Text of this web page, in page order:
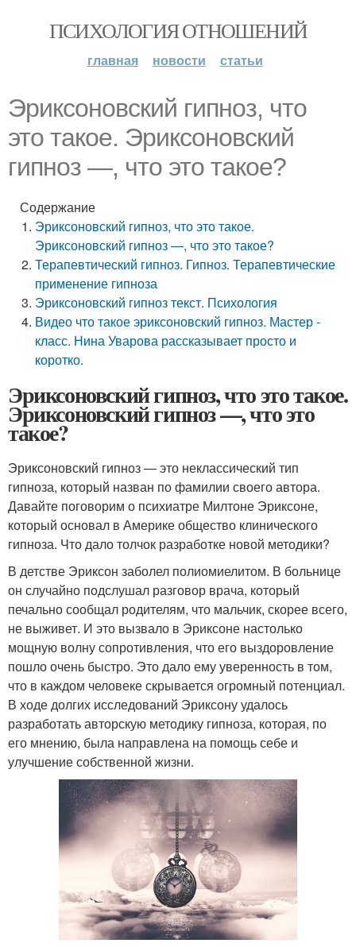
ПСИХОЛОГИЯ ОТНОШЕНИЙ
главная новости статьи
Эриксоновский гипноз, что
это такое. Эриксоновский
гипноз —, что это такое?
Содержание
Эриксоновский гипноз, что это такое.
Эриксоновский гипноз —, что это такое?
Терапевтический гипноз. Гипноз. Терапевтические
применение гипноза
Эриксоновский гипноз текст. Психология
Видео что такое эриксоновский гипноз. Мастер -
класс. Нина Уварова рассказывает просто и
коротко.
Эриксоновский гипноз, что это такое.
Эриксоновский гипноз —, что это
такое?
Эриксоновский гипноз — это неклассический тип
гипноза, который назван по фамилии своего автора.
Давайте поговорим о психиатре Милтоне Эриксоне,
который основал в Америке общество клинического
гипноза. Что дало толчок разработке новой методики?
В детстве Эриксон заболел полиомиелитом. В больнице
он случайно подслушал разговор врача, который
печально сообщал родителям, что мальчик, скорее всего,
не выживет. И это вызвало в Эриксоне настолько
мощную волну сопротивления, что его выздоровление
пошло очень быстро. Это дало ему уверенность в том,
что в каждом человеке скрывается огромный потенциал.
В ходе долгих исследований Эриксону удалось
разработать авторскую методику гипноза, которая, по
его мнению, была направлена на помощь себе и
улучшение собственной жизни.